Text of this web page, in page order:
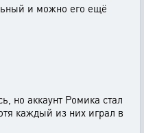
и можно его ещё
но аккаунт Ромика стал
каждый из них играл в